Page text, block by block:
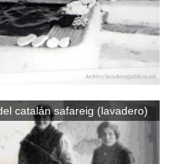
catalán safareig (lavadero)